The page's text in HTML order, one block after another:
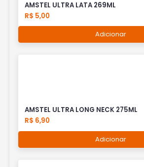
AMSTEL ULTRA LATA 269ML
R$ 5,00
Adicionar
AMSTEL ULTRA LONG NECK 275ML
R$ 6,90
Adicionar